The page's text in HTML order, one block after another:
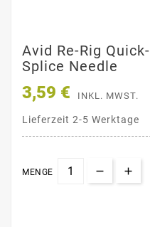
Avid Re-Rig Quick-
Splice Needle
3,59 € INKL. MWST.
Lieferzeit 2-5 Werktage
MENGE